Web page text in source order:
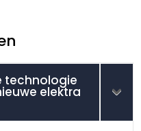
technologie
elektra